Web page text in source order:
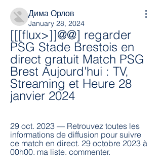
Дима Орлов
January 28, 2024
[[[flux>]]@@] regarder
PSG Stade Brestois en
direct gratuit Match PSG
Brest Aujourd'hui : TV,
Streaming et Heure 28
janvier 2024
29 oct. 2023 — Retrouvez toutes les
informations de diffusion pour suivre
ce match en direct. 29 octobre 2023 à
00h00. ma liste. commenter.